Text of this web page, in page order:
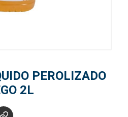
PEROLIZADO
2L